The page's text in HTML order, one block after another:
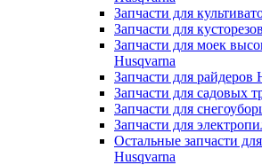
Запчасти для
Запчасти для
Запчасти для моек
Husqvarna
Запчасти для райдеров
Запчасти для садовых
Запчасти для
Запчасти для
Остальные запчасти
Husqvarna